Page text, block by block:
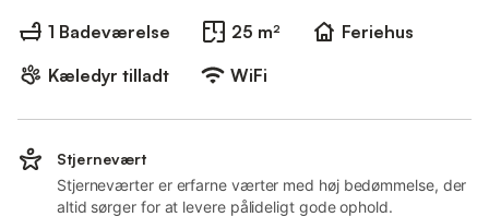
1 Badeværelse
25 m²
Feriehus
Kæledyr tilladt
WiFi
Stjernevært
Stjerneværter er erfarne værter med høj bedømmelse, der
altid sørger for at levere pålideligt gode ophold.